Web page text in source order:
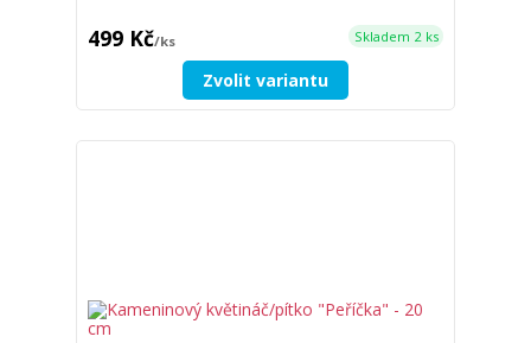
499 Kč/ks Skladem 2 ks
Zvolit variantu